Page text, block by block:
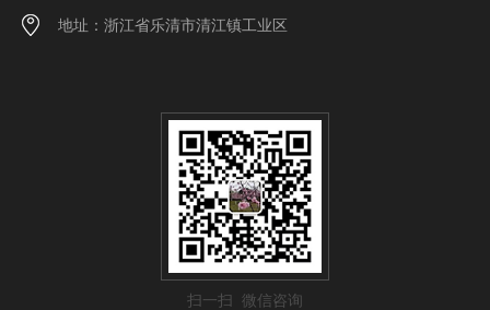
地址：浙江省乐清市清江镇工业区
扫一扫 微信咨询